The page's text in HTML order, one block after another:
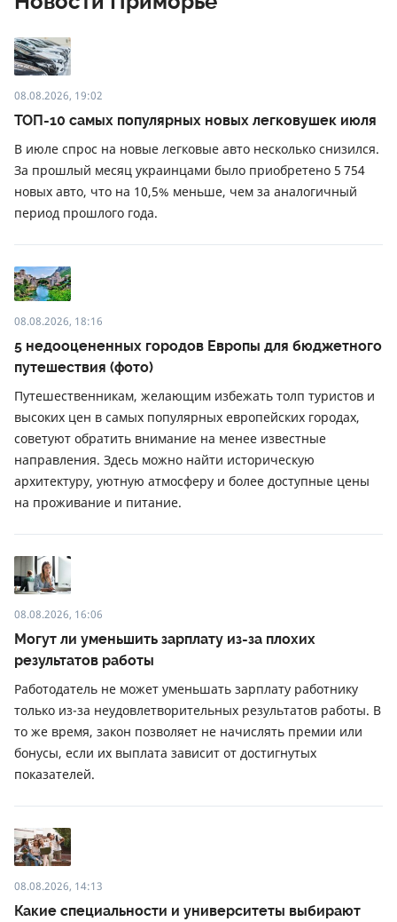
08.08.2026, 19:02
ТОП-10 самых популярных новых легковушек июля
В июле спрос на новые легковые авто несколько снизился.
За прошлый месяц украинцами было приобретено 5 754
новых авто, что на 10,5% меньше, чем за аналогичный
период прошлого года.
08.08.2026, 18:16
5 недооцененных городов Европы для бюджетного
путешествия (фото)
Путешественникам, желающим избежать толп туристов и
высоких цен в самых популярных европейских городах,
советуют обратить внимание на менее известные
направления. Здесь можно найти историческую
архитектуру, уютную атмосферу и более доступные цены
на проживание и питание.
08.08.2026, 16:06
Могут ли уменьшить зарплату из-за плохих
результатов работы
Работодатель не может уменьшать зарплату работнику
только из-за неудовлетворительных результатов работы. В
то же время, закон позволяет не начислять премии или
бонусы, если их выплата зависит от достигнутых
показателей.
08.08.2026, 14:13
Какие специальности и университеты выбирают